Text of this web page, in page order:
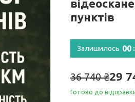
пунктів
Залишилось 00
36 740 ₴29
Готово до